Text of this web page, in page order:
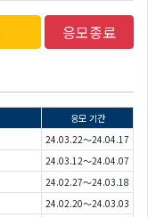
응모종료
응모 기간
24.03.22～24.04.17
24.03.12～24.04.07
24.02.27～24.03.18
24.02.20～24.03.03